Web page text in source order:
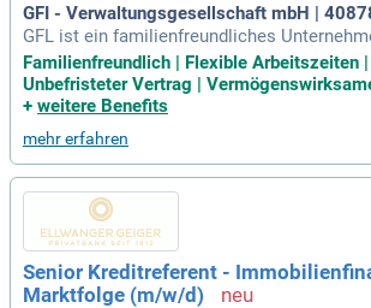
GFI - Verwaltungsgesellschaft mbH |
GFL ist ein familienfreundliches
ährige Erfahrung in der
ickt. Unsere Inhaber und Mitarbeiter
kte und leben unsere Unternehmenswerte
erätst Firmen in den Bereichen Working
Kautionsversicherung sowie Leasing. Ein
Studium oder eine Ausbildung in
Vorteil. Idealerweise bringst du
oder Versicherungen mit und bist sicher
handlungen. Freude an der Kontaktpflege
ufbau sind essentielle Bestandteile deiner
Familienfreundlich | Flexible Arbeitszeiten
Unbefristeter Vertrag |
+ weitere Benefits
mehr erfahren
Senior Kreditreferent -
Marktfolge (m/w/d)